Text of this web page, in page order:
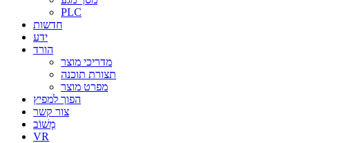
PLC
חדשות
ידע
הורד
מדריכי מוצר
תצורת תוכנה
מפרט מוצר
הפוך למפיץ
צור קשר
מָשׁוֹב
VR